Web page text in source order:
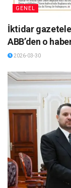
GENEL
İktidar
ABB’den o
2026-03-30